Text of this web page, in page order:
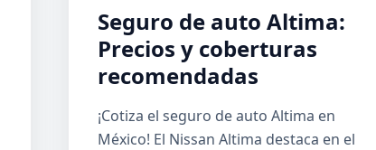
Seguro de auto Altima:
Precios y coberturas
recomendadas
¡Cotiza el seguro de auto Altima en
México! El Nissan Altima destaca en el